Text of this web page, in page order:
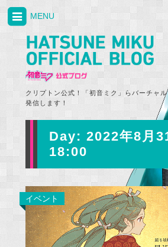
クリプトン公式！「初音ミク」らバーチャ
発信します！
MENU
Day: 2022年8月
18:00
イベント